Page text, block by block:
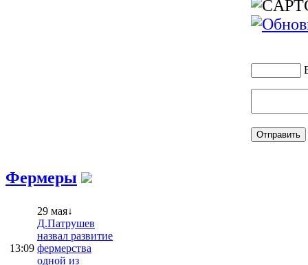
Фермеры
13:09
29 мая↓
Д.Патрушев
назвал развитие
фермерства
одной из